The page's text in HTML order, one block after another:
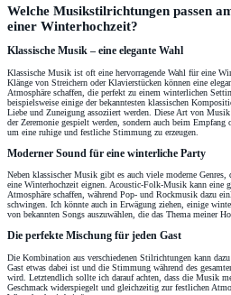
Welche Musikstilrichtungen passen
einer Winterhochzeit?
Klassische Musik – eine elegante Wahl
Klassische Musik ist oft eine hervorragende Wahl für eine
Klänge von Streichern oder Klavierstücken können eine
Atmosphäre schaffen, die perfekt zu einem winterlichen
beispielsweise einige der bekanntesten klassischen
Liebe und Zuneigung assoziiert werden. Diese Art von
der Zeremonie gespielt werden, sondern auch beim Empfang
um eine ruhige und festliche Stimmung zu erzeugen.
Moderner Sound für eine winterliche Party
Neben klassischer Musik gibt es auch viele moderne Genres,
eine Winterhochzeit eignen. Acoustic-Folk-Musik kann eine
Atmosphäre schaffen, während Pop- und Rockmusik dazu
schwingen. Ich könnte auch in Erwägung ziehen, einige
von bekannten Songs auszuwählen, die das Thema meiner
Die perfekte Mischung für jeden Gast
Die Kombination aus verschiedenen Stilrichtungen kann
Gast etwas dabei ist und die Stimmung während des
wird. Letztendlich sollte ich darauf achten, dass die Musik
Geschmack widerspiegelt und gleichzeitig zur festlichen